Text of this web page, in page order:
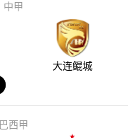
中甲
大连鲲城
巴西甲